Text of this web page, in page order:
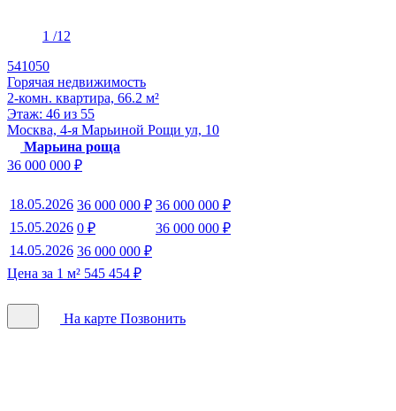
1 /12
541050
Горячая недвижимость
2-комн. квартира, 66.2 м²
Этаж: 46 из 55
Москва, 4-я Марьиной Рощи ул, 10
Марьина роща
36 000 000 ₽
18.05.2026 36 000 000 ₽ 36 000 000 ₽
15.05.2026 0 ₽
36 000 000 ₽
14.05.2026 36 000 000 ₽
Цена за 1 м² 545 454 ₽
На карте Позвонить